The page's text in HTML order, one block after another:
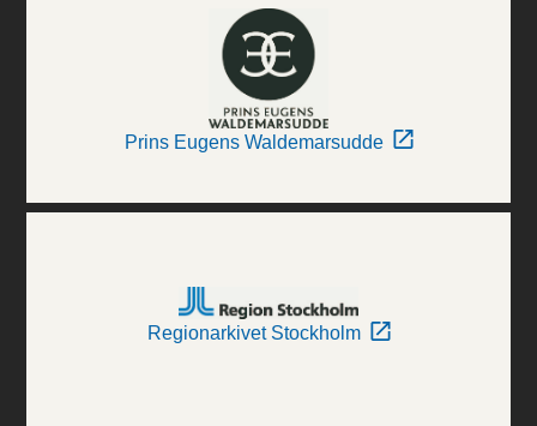
Prins Eugens Waldemarsudde
Regionarkivet Stockholm